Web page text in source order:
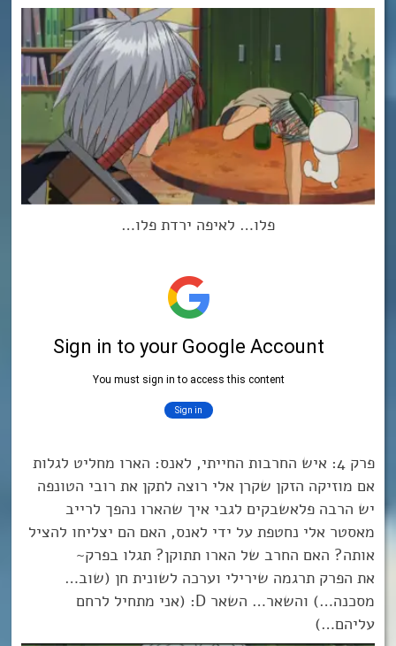
פלו… לאיפה ירדת פלו…
פרק 4: איש החרבות החייתי, לאנס: הארו מחליט לגלות
אם מוזיקה הזקן שקרן אלי רוצה לתקן את רובי הטונפה
יש הרבה פלאשבקים לגבי איך שהארו נהפך לרייב
מאסטר אלי נחטפת על ידי לאנס, האם הם יצליחו להציל
אותה? האם החרב של הארו תתוקן? תגלו בפרק~
את הפרק תרגמה שירילי וערכה לשונית חן (שוב…
מסכנה…) והשאר… השאר D: (אני מתחיל לרחם
עליהם…)